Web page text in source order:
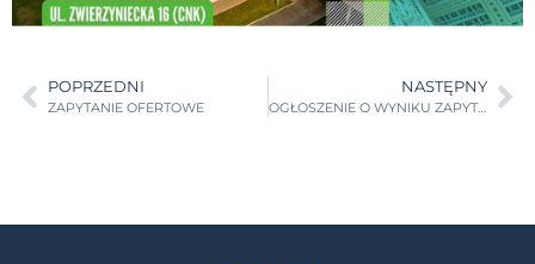
POPRZEDNI
ZAPYTANIE OFERTOWE
NASTĘPNY
OGŁOSZENIE O WYNIKU ZAPYTANIA OFERTOWEGO 1/12/2022